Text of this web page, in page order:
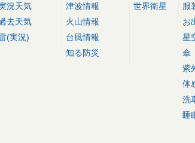
況天気
去天気
(実況)
津波情報
火山情報
台風情報
知る防災
世界衛星
服
お
星
傘
紫
体
洗
睡